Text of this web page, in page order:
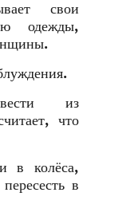
свои
одежды,
из
что
в колёса,
в